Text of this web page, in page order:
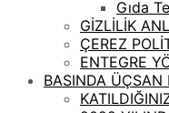
Gıda
GİZLİLİK
ÇEREZ
ENTEGRE
BASINDA ÜÇSAN